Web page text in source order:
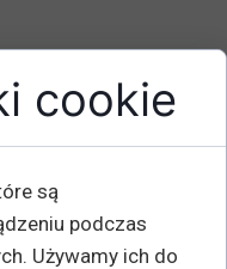
46 cmcookie
są
podczas
Używamy ich do